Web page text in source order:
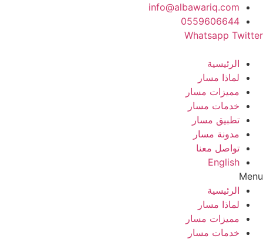
Skip
content
info@albawariq.com
0559606644
Whatsapp Twitter
الرئيسية
لماذا مسار
مميزات مسار
خدمات مسار
تطبيق مسار
مدونة مسار
تواصل معنا
English
Menu
الرئيسية
لماذا مسار
مميزات مسار
خدمات مسار